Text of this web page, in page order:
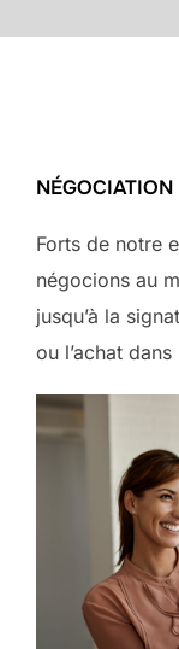
Forts de notre
négocions au
jusqu’à la
ou l’achat